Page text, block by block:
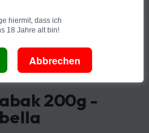
200g -
hiermit, dass ich
18 Jahre alt bin!